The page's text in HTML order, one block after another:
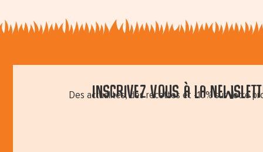
Inscrivez vous à la
Des actualités, des recettes et -10% sur votre